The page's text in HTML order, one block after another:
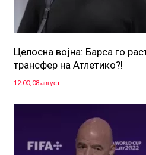
Целосна војна: Барса го
трансфер на Атлетико?!
12:00, 08 август